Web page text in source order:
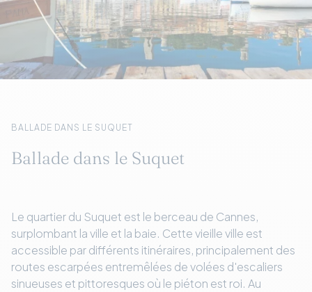
BALLADE DANS LE SUQUET
Ballade dans le Suquet
Le quartier du Suquet est le berceau de Cannes,
surplombant la ville et la baie. Cette vieille ville est
accessible par différents itinéraires, principalement des
routes escarpées entremêlées de volées d'escaliers
sinueuses et pittoresques où le piéton est roi. Au